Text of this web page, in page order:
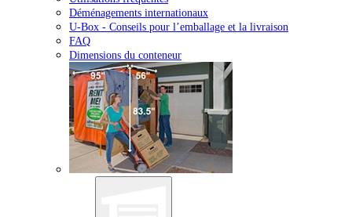
Déménagements internationaux
U-Box - Conseils pour l’emballage et la livraison
FAQ
Dimensions du conteneur